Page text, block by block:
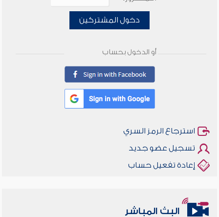
دخول المشتركين
أو الدخول بحساب
استرجاع الرمز السري
تسجيل عضو جديد
إعادة تفعيل حساب
البث المباشر